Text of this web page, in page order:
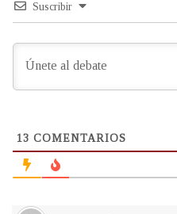
Suscribir
13 COMENTARIOS